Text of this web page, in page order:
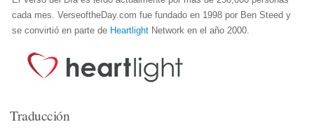
cada mes. VerseoftheDay.com fue fundado en 1998 por Ben Steed y
se convirtió en parte de Heartlight Network en el año 2000.
Traducción